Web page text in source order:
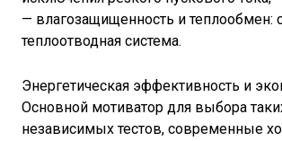
— влагозащищенность и теплообмен:
теплоотводная система.
Энергетическая эффективность и
Основной мотиватор для выбора
независимых тестов, современные